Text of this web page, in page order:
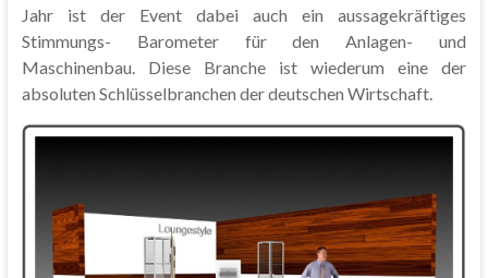
Jahr ist der Event dabei auch ein aussagekräftiges
Stimmungs- Barometer für den Anlagen- und
Maschinenbau. Diese Branche ist wiederum eine der
absoluten Schlüsselbranchen der deutschen Wirtschaft.